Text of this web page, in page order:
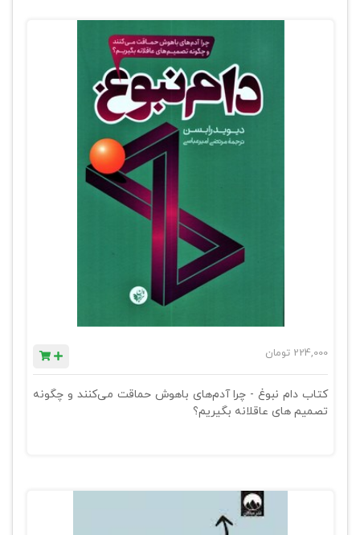
224,000 تومان
کتاب دام نبوغ - چرا آدم‌های باهوش حماقت می‌کنند و چگونه
تصمیم های عاقلانه بگیریم؟